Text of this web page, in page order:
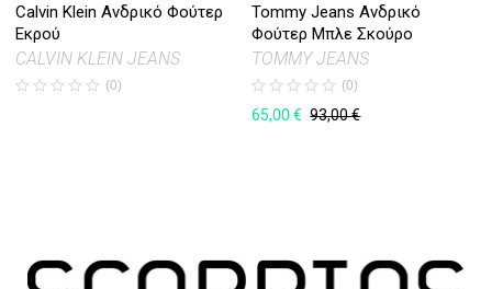
Calvin Klein Ανδρικό Φούτερ
Εκρού
CALVIN KLEIN JEANS
(0)
Tommy Jeans Ανδρικό
Φούτερ Μπλε Σκούρο
TOMMY JEANS
(0)
65,00€ 93,00€